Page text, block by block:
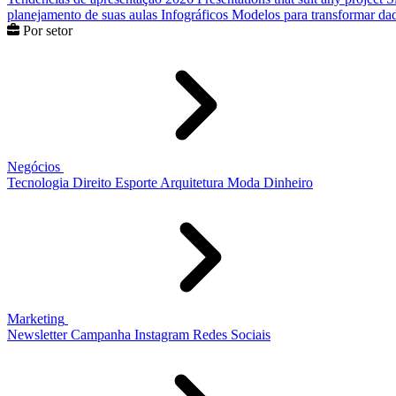
planejamento de suas aulas Infográficos Modelos para transformar
Por setor
Negócios
Tecnologia Direito Esporte Arquitetura Moda Dinheiro
Marketing
Newsletter Campanha Instagram Redes Sociais